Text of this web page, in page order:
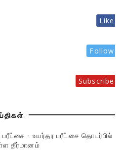
Like
Follow
Subscribe
பரீட்சை - உயர்தர பரீட்சை தொடர்பில்
தீர்மானம்